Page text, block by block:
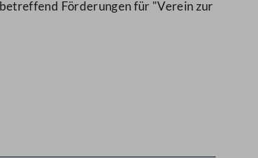
Förderungen für "Verein zur